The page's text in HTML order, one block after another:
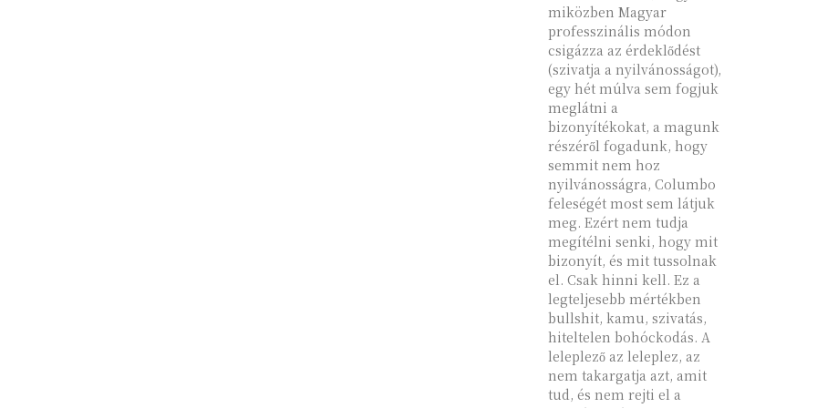
miközben Magyar
professzinális módon
csigázza az érdeklődést
(szivatja a nyilvánosságot),
egy hét múlva sem fogjuk
meglátni a
bizonyítékokat, a magunk
részéről fogadunk, hogy
semmit nem hoz
nyilvánosságra, Columbo
feleségét most sem látjuk
meg. Ezért nem tudja
megítélni senki, hogy mit
bizonyít, és mit tussolnak
el. Csak hinni kell. Ez a
legteljesebb mértékben
bullshit, kamu, szivatás,
hiteltelen bohóckodás. A
leleplező az leleplez, az
nem takargatja azt, amit
tud, és nem rejti el a